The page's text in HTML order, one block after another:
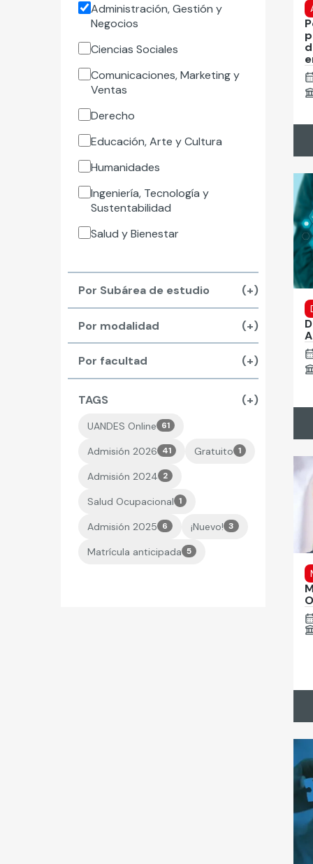
Administración, Gestión y
Negocios
Ciencias Sociales
Comunicaciones, Marketing y
Ventas
Derecho
Educación, Arte y Cultura
Humanidades
Ingeniería, Tecnología y
Sustentabilidad
Salud y Bienestar
Por Subárea de estudio (+)
Por modalidad (+)
Por facultad (+)
TAGS (+)
UANDES Online 61
Admisión 2026 41 Gratuito 1
Admisión 2024 2
Salud Ocupacional 1
Admisión 2025 6 ¡Nuevo! 3
Matrícula anticipada 5